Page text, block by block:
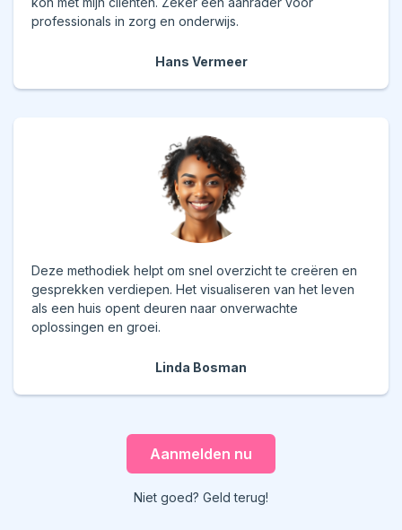
professionals in zorg en onderwijs.
Hans Vermeer
Deze methodiek helpt om snel overzicht te creëren en
gesprekken verdiepen. Het visualiseren van het leven
als een huis opent deuren naar onverwachte
oplossingen en groei.
Linda Bosman
Aanmelden nu
Niet goed? Geld terug!